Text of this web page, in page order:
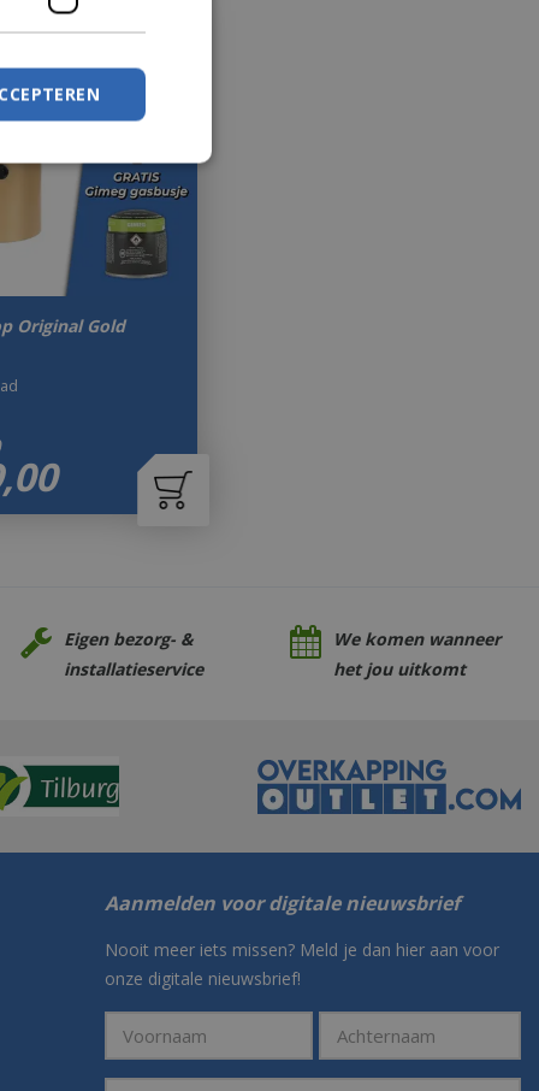
Original Gold
,00
Eigen bezorg- &
installatieservice
We komen wanneer
het jou uitkomt
Aanmelden voor digitale nieuwsbrief
Nooit meer iets missen? Meld je dan hier aan voor
onze digitale nieuwsbrief!